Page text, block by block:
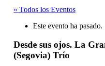
« Todos los Eventos
Este evento ha pasado.
Desde sus ojos. La
(Segovia) Trío